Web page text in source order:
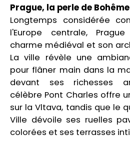
Prague, la perle de Bohême
Longtemps considérée
l'Europe centrale,
charme médiéval et son
La ville révèle une
pour flâner main dans la
devant ses richesses
célèbre Pont Charles offre
sur la Vltava, tandis que le
Ville dévoile ses ruelles
colorées et ses terrasses